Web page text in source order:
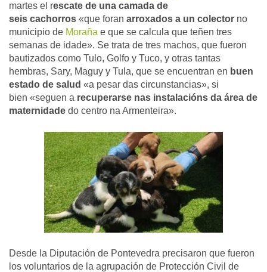
martes el rescate de una camada de
seis cachorros «que foran arroxados a un colector no
municipio de Moraña e que se calcula que teñen tres
semanas de idade». Se trata de tres machos, que fueron
bautizados como Tulo, Golfo y Tuco, y otras tantas
hembras, Sary, Maguy y Tula, que se encuentran en buen
estado de salud «a pesar das circunstancias», si
bien «seguen a recuperarse nas instalacións da área de
maternidade do centro na Armenteira».
Desde la Diputación de Pontevedra precisaron que fueron
los voluntarios de la agrupación de Protección Civil de